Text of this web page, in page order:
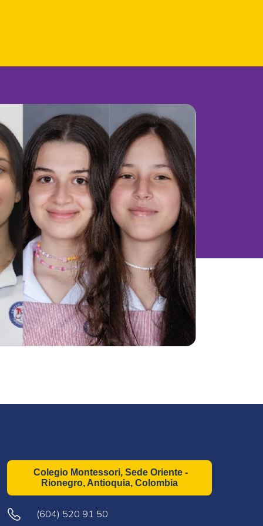
Colegio Montessori, Sede Oriente -
Rionegro, Antioquia, Colombia
(604) 520 91 50